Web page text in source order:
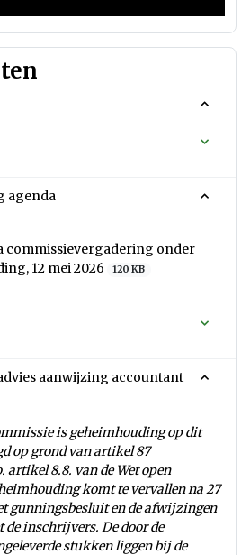
agenda
commissievergadering onder
12 mei 2026
120 KB
aanwijzing accountant
is geheimhouding op dit
op grond van artikel 87
artikel 8.8. van de Wet open
komt te vervallen na 27
gunningsbesluit en de afwijzingen
de inschrijvers. De door de
stukken liggen bij de